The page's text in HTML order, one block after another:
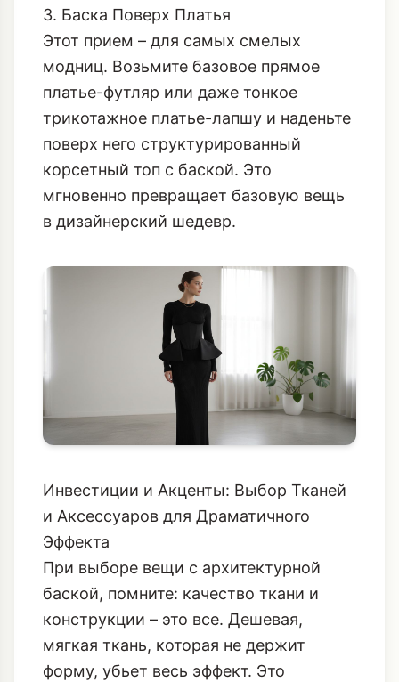
3. Баска Поверх Платья
Этот прием – для самых смелых
модниц. Возьмите базовое прямое
платье-футляр или даже тонкое
трикотажное платье-лапшу и наденьте
поверх него структурированный
корсетный топ с баской. Это
мгновенно превращает базовую вещь
в дизайнерский шедевр.
Инвестиции и Акценты: Выбор Тканей
и Аксессуаров для Драматичного
Эффекта
При выборе вещи с архитектурной
баской, помните: качество ткани и
конструкции – это все. Дешевая,
мягкая ткань, которая не держит
форму, убьет весь эффект. Это